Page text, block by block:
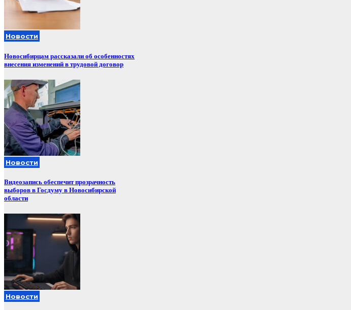
Новости
Новосибирцам рассказали об особенностях
внесения изменений в трудовой договор
Новости
Видеозапись обеспечит прозрачность
выборов в Госдуму в Новосибирской
области
Новости